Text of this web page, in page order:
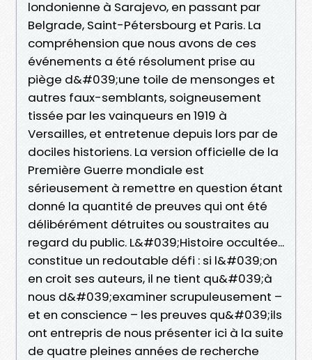
londonienne à Sarajevo, en passant par
Belgrade, Saint-Pétersbourg et Paris. La
compréhension que nous avons de ces
événements a été résolument prise au
piège d&#039;une toile de mensonges et
autres faux-semblants, soigneusement
tissée par les vainqueurs en 1919 à
Versailles, et entretenue depuis lors par de
dociles historiens. La version officielle de la
Première Guerre mondiale est
sérieusement à remettre en question étant
donné la quantité de preuves qui ont été
délibérément détruites ou soustraites au
regard du public. L&#039;Histoire occultée...
constitue un redoutable défi : si l&#039;on
en croit ses auteurs, il ne tient qu&#039;à
nous d&#039;examiner scrupuleusement –
et en conscience – les preuves qu&#039;ils
ont entrepris de nous présenter ici à la suite
de quatre pleines années de recherche